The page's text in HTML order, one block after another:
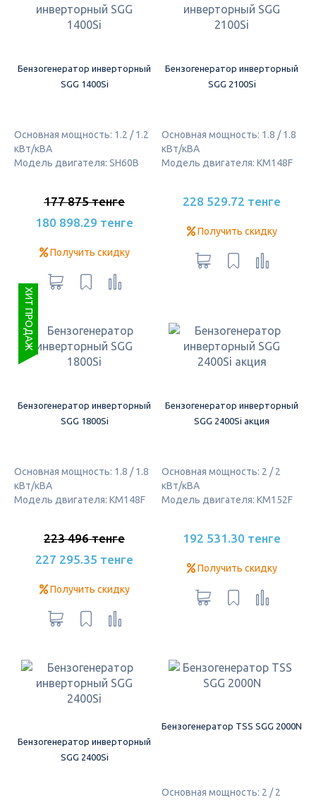
Бензогенератор инверторный
SGG 1400Si
Основная мощность: 1.2 / 1.2
кВт/кВА
Модель двигателя: SH60B
177 875 тенге
180 898.29 тенге
Получить скидку
Бензогенератор инверторный
SGG 2100Si
Основная мощность: 1.8 / 1.8
кВт/кВА
Модель двигателя: KM148F
228 529.72 тенге
Получить скидку
ХИТ ПРОДАЖ
Бензогенератор инверторный
SGG 1800Si
Основная мощность: 1.8 / 1.8
кВт/кВА
Модель двигателя: KM148F
223 496 тенге
227 295.35 тенге
Получить скидку
Бензогенератор инверторный
SGG 2400Si акция
Основная мощность: 2 / 2
кВт/кВА
Модель двигателя: KM152F
192 531.30 тенге
Получить скидку
Бензогенератор инверторный
SGG 2400Si
Бензогенератор TSS SGG 2000N
Основная мощность: 2 / 2